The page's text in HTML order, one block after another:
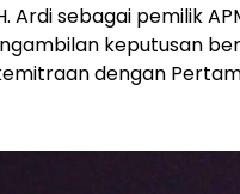
Ardi sebagai pemilik
keputusan
dengan